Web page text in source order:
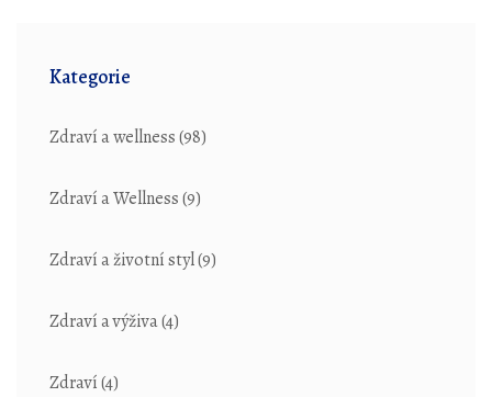
Kategorie
Zdraví a wellness(98)
Zdraví a Wellness(9)
Zdraví a životní styl(9)
Zdraví a výživa(4)
Zdraví(4)